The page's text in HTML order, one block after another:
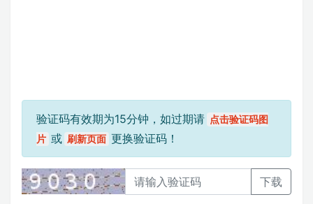
验证码有效期为15分钟，如过期请 点击验证码图
片 或 刷新页面 更换验证码！
下载